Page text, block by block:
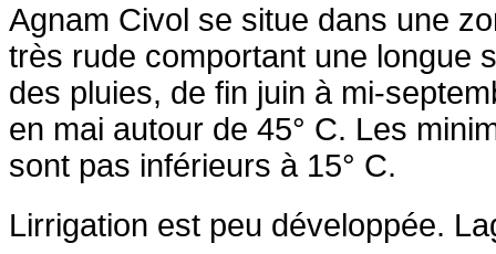
Agnam Civol se situe dans une
très rude comportant une longue
des pluies, de fin juin à mi-
en mai autour de 45° C. Les
sont pas inférieurs à 15° C.
Lirrigation est peu développée.